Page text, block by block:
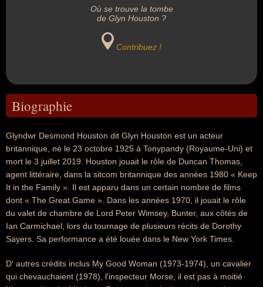
Où se trouve la tombe
de Glyn Houston ?
Contribuez !
Biographie
Glyndwr Desmond Houston dit Glyn Houston est un acteur
britannique, né le 23 octobre 1925 à Tonypandy (Royaume-Uni) et
mort le 3 juillet 2019. Houston jouait le rôle de Duncan Thomas,
agent littéraire, dans la sitcom britannique des années 1980 « Keep
It in the Family ». Il est apparu dans un certain nombre de films
dont « The Great Game ». Dans les années 1970, il jouait le rôle
du valet de chambre de Lord Peter Wimsey, Bunter, aux côtés de
Ian Carmichael, lors du tournage de plusieurs récits de Dorothy
Sayers. Sa performance a été louée dans le New York Times.
D' autres crédits inclus My Good Woman (1973-1974), un cavalier
qui chevauchaient (1978), l'inspecteur Morse, il est pas à moitié